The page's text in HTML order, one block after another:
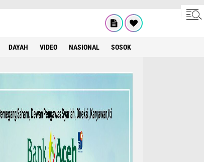
DAYAH VIDEO NASIONAL SOSOK